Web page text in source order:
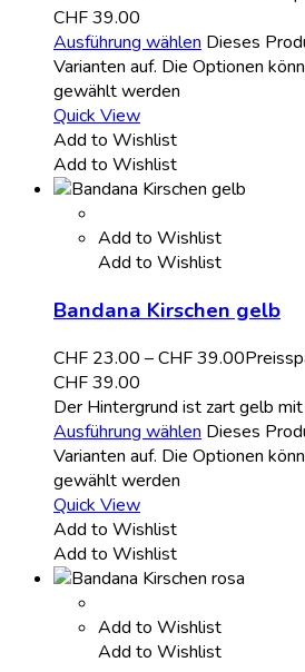
CHF 39.00
Ausführung wählen Dieses
Varianten auf. Die Optionen
gewählt werden
Quick View
Add to Wishlist
Add to Wishlist
Add to Wishlist
Add to Wishlist
Bandana Kirschen gelb
CHF 23.00 –CHF39.00
CHF 39.00
Der Hintergrund ist zart gelb
Ausführung wählen Dieses
Varianten auf. Die Optionen
gewählt werden
Quick View
Add to Wishlist
Add to Wishlist
Add to Wishlist
Add to Wishlist